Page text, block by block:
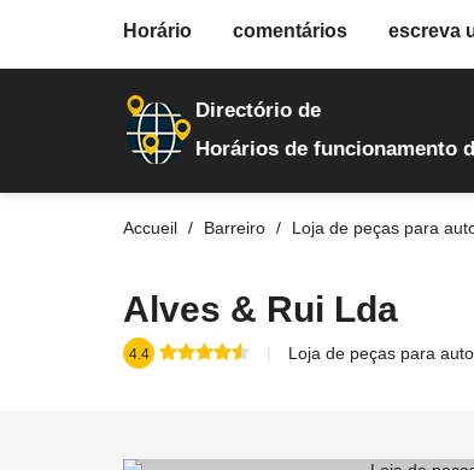
loja-de-autopecas
Directório de
Horários de funcionamento
Accueil Barreiro Loja de peças para
Alves & Rui Lda
4.4 Loja de peças para
Horário comentários escreva